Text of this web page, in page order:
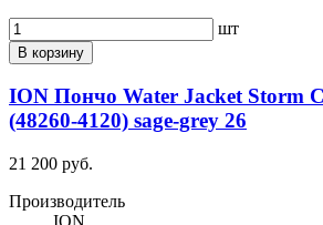
шт
В корзину
ION Пончо Water Jacket Storm
(48260-4120) sage-grey 26
21 200 руб.
Производитель
ION